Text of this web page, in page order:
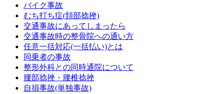
バイク事故
むち打ち症(頚部捻挫)
交通事故にあってしまったら
交通事故時の整骨院への通い方
任意一括対応(一括払い)とは
同乗者の事故
整形外科との同時通院について
腰部捻挫・腰椎捻挫
自損事故(単独事故)